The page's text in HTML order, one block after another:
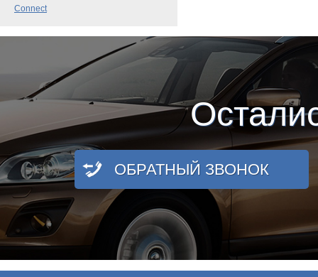
Connect
ОБРАТНЫЙ ЗВОНОК